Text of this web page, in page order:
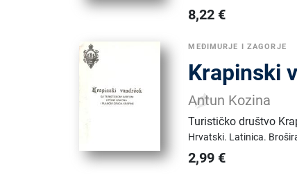
8,22 €
MEĐIMURJE I ZAGORJE
Krapinski
Antun Kozina
Turističko društvo
Hrvatski. Latinica.
2,99 €